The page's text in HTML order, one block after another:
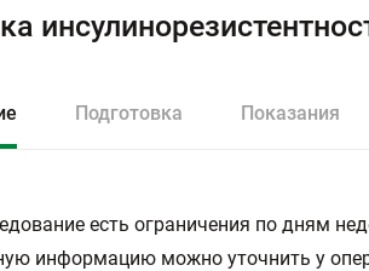
Подготовка Показания
есть ограничения по дням
информацию можно уточнить у